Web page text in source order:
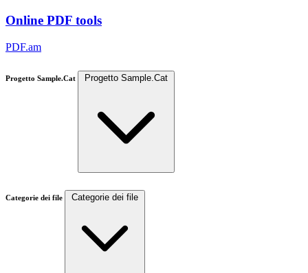
Online PDF tools
PDF.am
Progetto Sample.Cat Progetto Sample.Cat
Categorie dei file Categorie dei file